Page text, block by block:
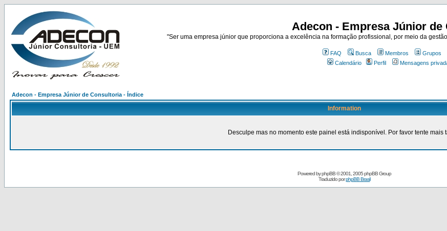
Adecon - Empresa Júnior de
"Ser uma empresa júnior que proporciona a excelência na formação profissional, por meio da
FAQ Busca Membros Grupos
Calendário
Perfil Mensagens
Adecon - Empresa Júnior de Consultoria - Índice
Information
Desculpe mas no momento este painel está indisponível. Por favor tente mais
Powered byphpBB© 2001, 2005 phpBB Group
Traduzido porphpBB Brasil